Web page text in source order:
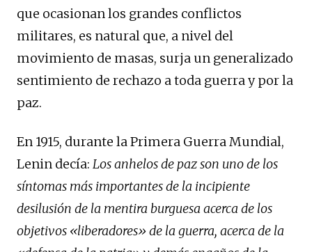
que ocasionan los grandes conflictos
militares, es natural que, a nivel del
movimiento de masas, surja un generalizado
sentimiento de rechazo a toda guerra y por la
paz.
En 1915, durante la Primera Guerra Mundial,
Lenin decía: Los anhelos de paz son uno de los
síntomas más importantes de la incipiente
desilusión de la mentira burguesa acerca de los
objetivos «liberadores» de la guerra, acerca de la